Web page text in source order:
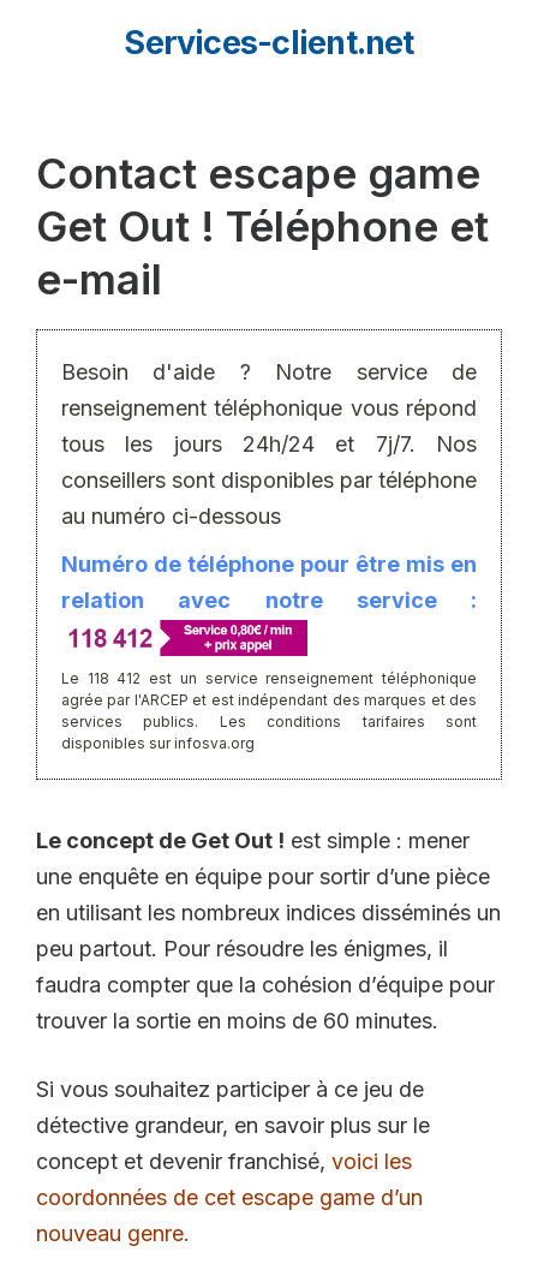
Services-client.net
Contact escape game
Get Out ! Téléphone et
e-mail
Besoin d'aide ? Notre service de
renseignement téléphonique vous répond
tous les jours 24h/24 et 7j/7. Nos
conseillers sont disponibles par téléphone
au numéro ci-dessous
Numéro de téléphone pour être mis en
relation avec notre service :
Le 118 412 est un service renseignement téléphonique
agrée par l'ARCEP et est indépendant des marques et des
services publics. Les conditions tarifaires sont
disponibles sur infosva.org
Le concept de Get Out ! est simple : mener
une enquête en équipe pour sortir d’une pièce
en utilisant les nombreux indices disséminés un
peu partout. Pour résoudre les énigmes, il
faudra compter que la cohésion d’équipe pour
trouver la sortie en moins de 60 minutes.
Si vous souhaitez participer à ce jeu de
détective grandeur, en savoir plus sur le
concept et devenir franchisé, voici les
coordonnées de cet escape game d’un
nouveau genre.